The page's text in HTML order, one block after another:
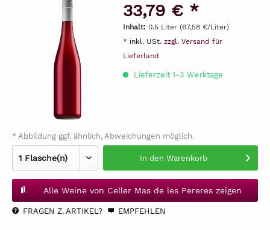
33,79 € *
Inhalt: 0.5 Liter (67,58 €/Liter)
* inkl. USt. zzgl. Versand für
Lieferland
Lieferzeit 1-3 Werktage
* Abbildung ggf. ähnlich, Abweichungen möglich.
In den Warenkorb
Alle Weine von Celler Mas de les Pereres zeigen
FRAGEN Z. ARTIKEL? EMPFEHLEN